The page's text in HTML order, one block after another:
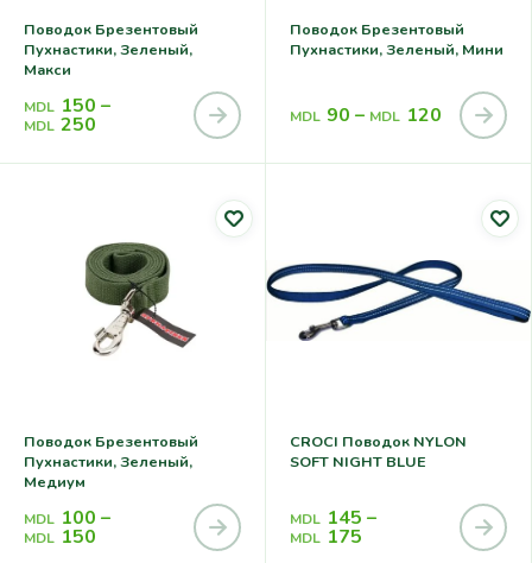
Поводок Брезентовый
Пухнастики, Зеленый,
Макси
MDL 150 –
MDL 250
Поводок Брезентовый
Пухнастики, Зеленый, Мини
MDL 90 – MDL 120
Поводок Брезентовый
Пухнастики, Зеленый,
Медиум
MDL 100 –
MDL 150
CROCI Поводок NYLON
SOFT NIGHT BLUE
MDL 145 –
MDL 175